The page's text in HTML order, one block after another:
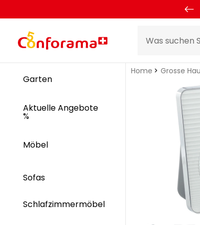
Garten
Aktuelle Angebote
%
Möbel
Sofas
Schlafzimmermöbel
Home Grosse